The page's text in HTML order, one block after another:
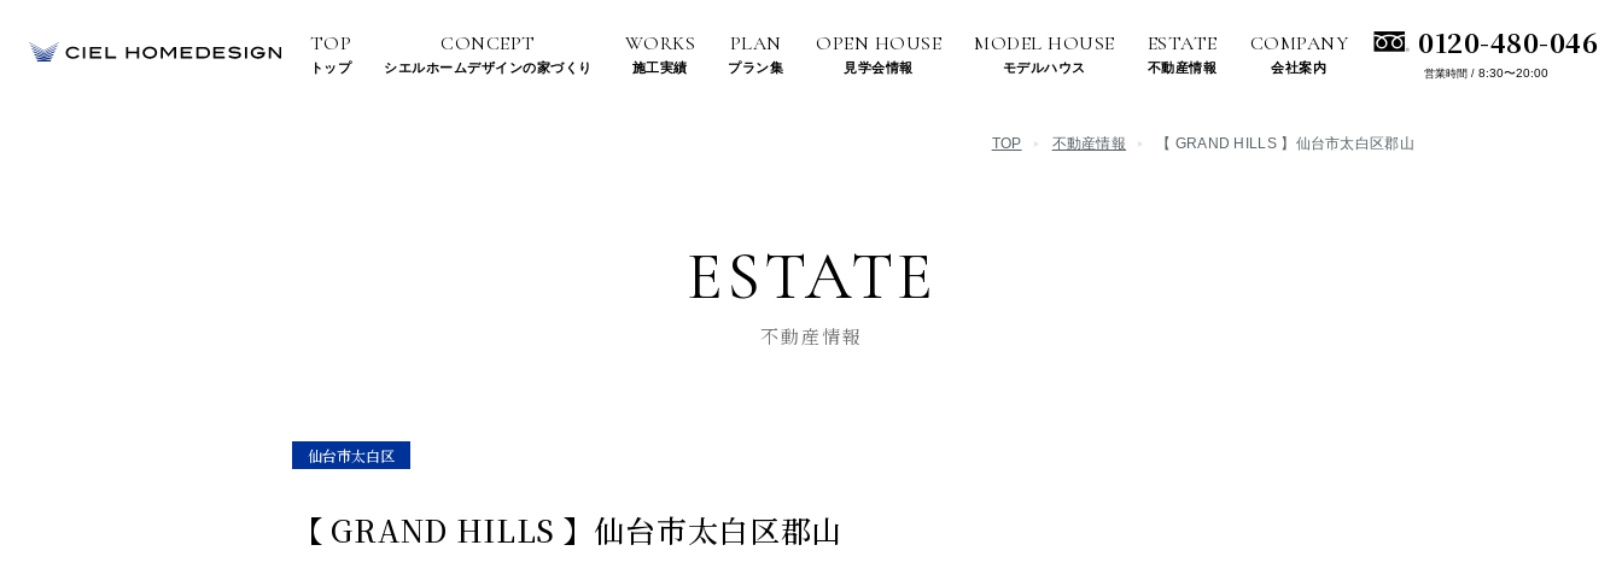
TOP
トップ
CONCEPT
シエルホームデザインの家づくり
WORKS
施工実績
PLAN
プラン集
OPEN HOUSE
見学会情報
MODEL HOUSE
モデルハウス
ESTATE
不動産情報
COMPANY
会社案内
0120-480-046
営業時間 / 8:30〜20:00
TOP 不動産情報 【 GRAND HILLS 】仙台市太白区郡山
ESTATE
不動産情報
仙台市太白区
【 GRAND HILLS 】仙台市太白区郡山